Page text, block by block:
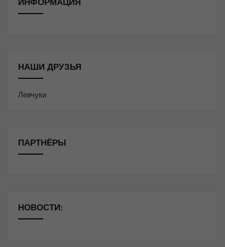
НАШИ ДРУЗЬЯ
Левчуки
ПАРТНЁРЫ
НОВОСТИ: